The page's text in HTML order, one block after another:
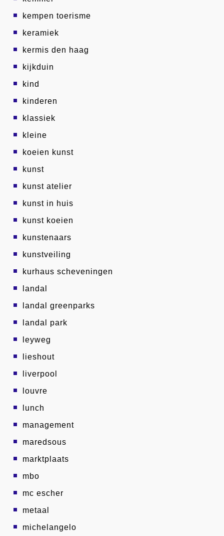
kempen toerisme
keramiek
kermis den haag
kijkduin
kind
kinderen
klassiek
kleine
koeien kunst
kunst
kunst atelier
kunst in huis
kunst koeien
kunstenaars
kunstveiling
kurhaus scheveningen
landal
landal greenparks
landal park
leyweg
lieshout
liverpool
louvre
lunch
management
maredsous
marktplaats
mbo
mc escher
metaal
michelangelo